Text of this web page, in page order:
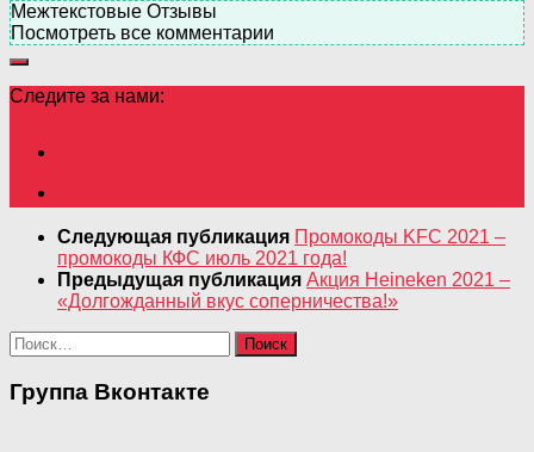
Межтекстовые Отзывы
Посмотреть все комментарии
Следите за нами:
Следующая публикация Промокоды KFC 2021 –
промокоды КФС июль 2021 года!
Предыдущая публикация Акция Heineken 2021 –
«Долгожданный вкус соперничества!»
Найти:
Группа Вконтакте